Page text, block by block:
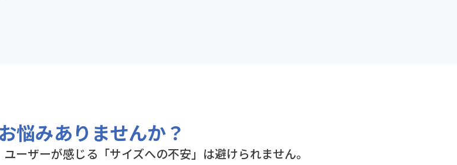
悩みありませんか？
ーザーが感じる「サイズへの不安」は避けられません。